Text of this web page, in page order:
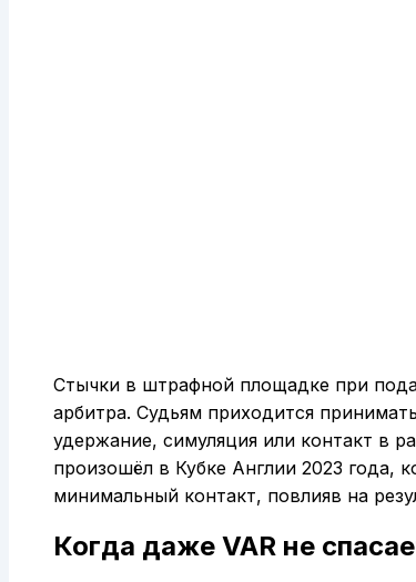
Стычки в штрафной площадке при
арбитра. Судьям приходится
удержание, симуляция или контакт в
произошёл в Кубке Англии 2023 года,
минимальный контакт, повлияв на
Когда даже VAR не